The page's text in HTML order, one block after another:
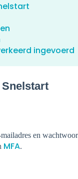
ingevoerd
en
MFA.